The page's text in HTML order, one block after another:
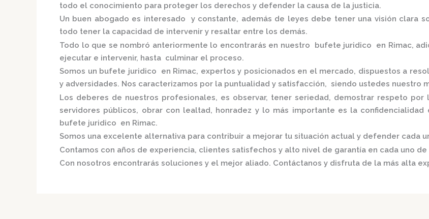
todo el conocimiento para proteger los derechos y defender la causa de la justicia.
Un buen abogado es interesado y constante, además de leyes debe tener una visión clara
todo tener la capacidad de intervenir y resaltar entre los demás.
Todo lo que se nombró anteriormente lo encontrarás en nuestro
bufete juridico en Rimac,
ejecutar e intervenir, hasta culminar el proceso.
Somos un bufete juridico en Rimac, expertos y posicionados en el mercado, dispuestos a
y adversidades. Nos caracterizamos por la puntualidad y satisfacción, siendo ustedes nuestro
Los deberes de nuestros profesionales, es observar, tener seriedad, demostrar respeto
servidores públicos, obrar con lealtad, honradez y lo más importante es la
bufete juridico en Rimac.
Somos una excelente alternativa para contribuir a mejorar tu situación actual y defender cada
Contamos con años de experiencia, clientes satisfechos y alto nivel de garantía en cada uno
Con nosotros encontrarás soluciones y el mejor aliado. Contáctanos y disfruta de la más alta